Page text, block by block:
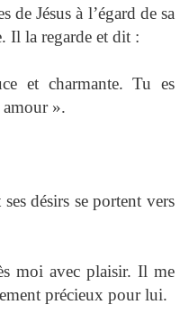
de Jésus à l’égard de sa
Il la regarde et dit :
et charmante. Tu es
amour ».
désirs se portent vers
moi avec plaisir. Il me
précieux pour lui.